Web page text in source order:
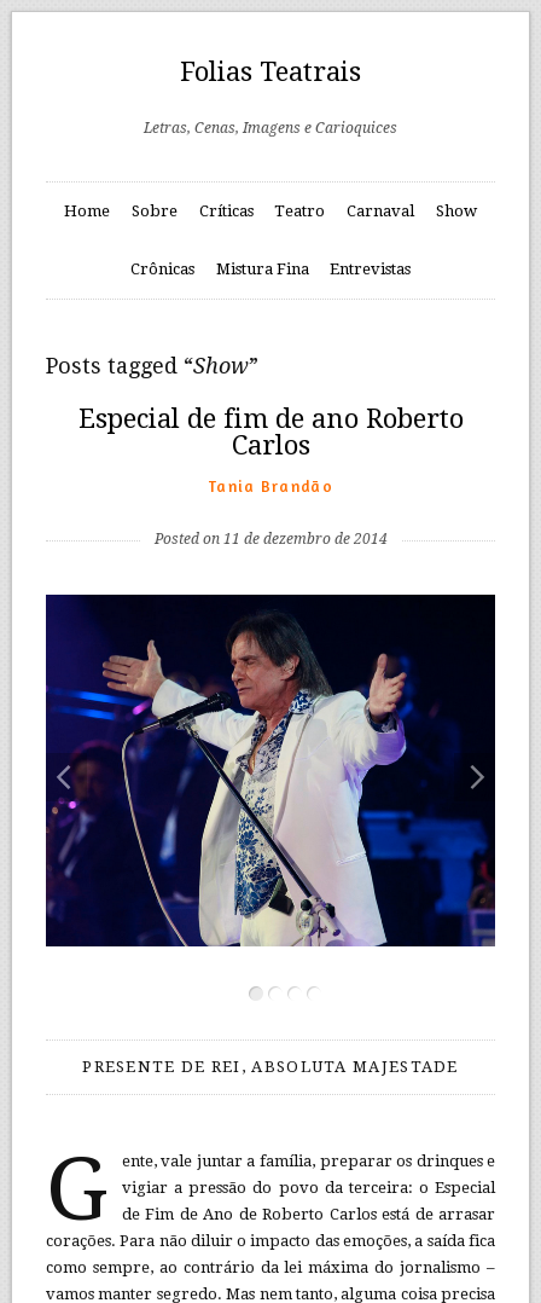
Folias Teatrais
Letras, Cenas, Imagens e Carioquices
Home Sobre Críticas Teatro Carnaval Show
Crônicas Mistura Fina Entrevistas
Posts tagged “Show”
Especial de fim de ano Roberto
Carlos
Tania Brandão
Posted on 11 de dezembro de 2014
PRESENTE DE REI, ABSOLUTA MAJESTADE
G
ente, vale juntar a família, preparar os drinques e
vigiar a pressão do povo da terceira: o Especial
de Fim de Ano de Roberto Carlos está de arrasar
corações. Para não diluir o impacto das emoções, a saída fica
como sempre, ao contrário da lei máxima do jornalismo –
vamos manter segredo. Mas nem tanto, alguma coisa precisa